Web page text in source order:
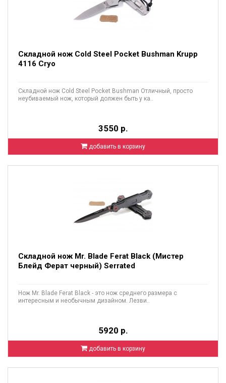
Складной нож Cold Steel Pocket Bushman Krupp
4116 Cryo
Складной нож Cold Steel Pocket Bushman Отличный, просто
неубиваемый нож, который должен быть у ка..
3550 р.
добавить в корзину
Складной нож Mr. Blade Ferat Black (Мистер
Блейд Ферат черный) Serrated
Нож Mr. Blade Ferat Black - это нож среднего размера с
интересным и необычным дизайном. Лезви..
5920 р.
добавить в корзину